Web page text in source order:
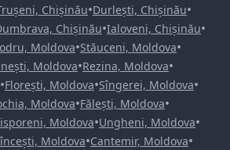
Chișinău•Durlești, Chișinău•
Chișinău•Ialoveni, Chișinău•
Moldova•Stăuceni, Moldova•
Moldova•Rezina, Moldova•
•Florești, Moldova•Sîngerei, Moldova•
Moldova•Fălești, Moldova•
Moldova•Ungheni, Moldova•
Moldova•Cantemir, Moldova•